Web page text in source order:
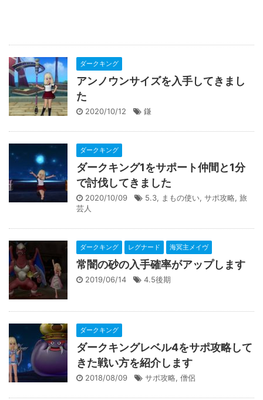
ダークキング
アンノウンサイズを入手してきまし
た
2020/10/12 鎌
ダークキング
ダークキング1をサポート仲間と1分
で討伐してきました
2020/10/09 5.3, まもの使い, サポ攻略, 旅
芸人
ダークキング レグナード 海冥主メイヴ
常闇の砂の入手確率がアップします
2019/06/14 4.5後期
ダークキング
ダークキングレベル4をサポ攻略して
きた戦い方を紹介します
2018/08/09 サポ攻略, 僧侶